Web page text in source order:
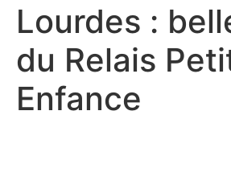
Lourdes :
du Relais
Enfance